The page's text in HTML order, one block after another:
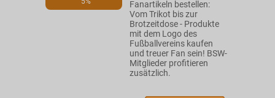
Fanartikeln bestellen:
Vom Trikot bis zur
Brotzeitdose - Produkte
mit dem Logo des
Fußballvereins kaufen
und treuer Fan sein! BSW-
Mitglieder profitieren
zusätzlich.